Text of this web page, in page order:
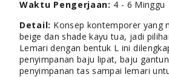
Waktu Pengerjaan: 4 - 6 Minggu
Detail: Konsep kontemporer yang
beige dan shade kayu tua, jadi
Lemari dengan bentuk L ini
penyimpanan baju lipat, baju
penyimpanan tas sampai lemari